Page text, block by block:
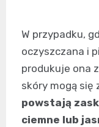
W przypadku,
oczyszczana i
produkuje ona
skóry mogą się
powstają
ciemne lub